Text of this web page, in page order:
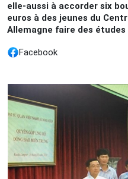
elle-aussi à accorder six
euros à des jeunes du
Allemagne faire des
Facebook